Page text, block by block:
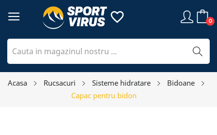
0
favorite_border
Acasa Rucsacuri Sisteme hidratare
Bidoane
Capac pentru bidon